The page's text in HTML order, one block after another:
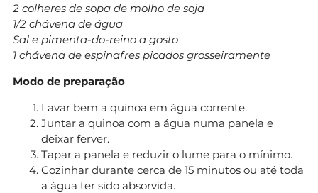
2 colheres de sopa de molho de soja
1/2 chávena de água
Sal e pimenta-do-reino a gosto
1 chávena de espinafres picados grosseiramente
Modo de preparação
Lavar bem a quinoa em água corrente.
Juntar a quinoa com a água numa panela e
deixar ferver.
Tapar a panela e reduzir o lume para o mínimo.
Cozinhar durante cerca de 15 minutos ou até toda
a água ter sido absorvida.